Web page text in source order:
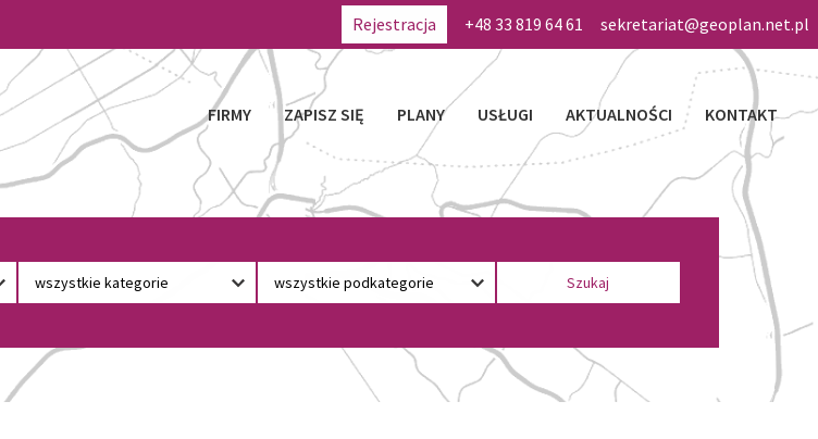
Rejestracja +48 33 819 64 61 sekretariat@geoplan.net.pl
FIRMY ZAPISZ SIĘ PLANY USŁUGI AKTUALNOŚCI KONTAKT